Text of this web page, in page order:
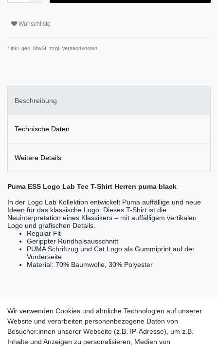
Wunschliste
* inkl. ges. MwSt. zzgl. Versandkosten
Beschreibung
Technische Daten
Weitere Details
Puma ESS Logo Lab Tee T-Shirt Herren puma black
In der Logo Lab Kollektion entwickelt Puma auffällige und neue
Ideen für das klassische Logo. Dieses T-Shirt ist die
Neuinterpretation eines Klassikers – mit auffälligem vertikalen
Logo und grafischen Details.
Regular Fit
Gerippter Rundhalsausschnitt
PUMA Schriftzug und Cat Logo als Gummiprint auf der
Vorderseite
Material: 70% Baumwolle, 30% Polyester
Lieferzeit etwa 1 bis 3 Werktage
Wir verwenden Cookies und ähnliche Technologien auf unserer
Website und verarbeiten personenbezogene Daten von
Besucher:innen unserer Webseite (z.B. IP-Adresse), um z.B.
Inhalte und Anzeigen zu personalisieren, Medien von